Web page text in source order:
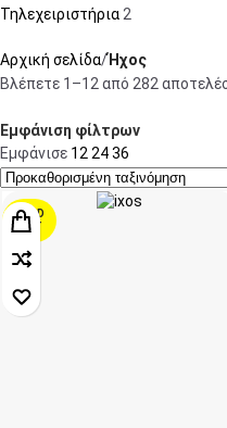
Τηλεχειριστήρια 2
Αρχική σελίδα Ήχος
Βλέπετε 1–12 από 282
Εμφάνιση φίλτρων
Εμφάνισε 12 2436
SOLD
OUT